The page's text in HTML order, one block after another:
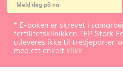
* E-boken er skrevet i
fertilitetsklinikken TFP Stork
utleveres ikke til tredjeparter,
med ett enkelt klikk.